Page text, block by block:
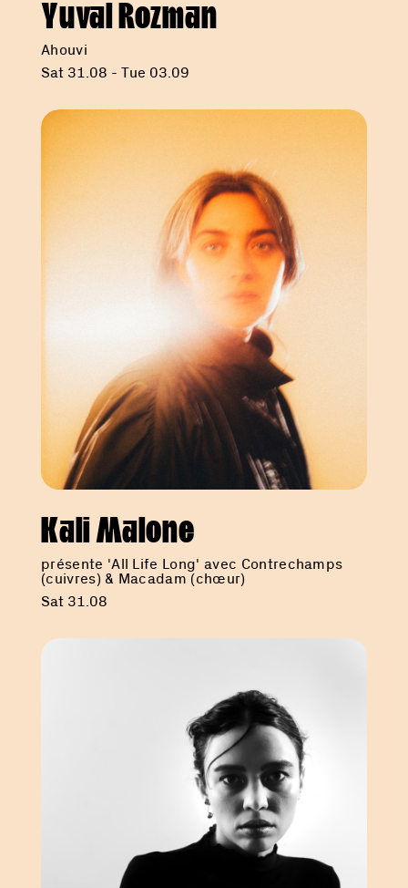
Yuval Rozman
Ahouvi
Sat 31.08 - Tue 03.09
Kali Malone
présente 'All Life Long' avec Contrechamps
(cuivres) & Macadam (chœur)
Sat 31.08